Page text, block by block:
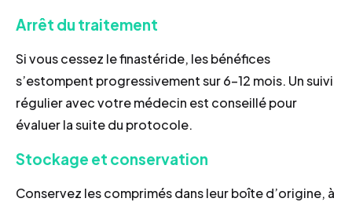
Arrêt du traitement
Si vous cessez le finastéride, les bénéfices
s’estompent progressivement sur 6-12 mois. Un suivi
régulier avec votre médecin est conseillé pour
évaluer la suite du protocole.
Stockage et conservation
Conservez les comprimés dans leur boîte d’origine, à